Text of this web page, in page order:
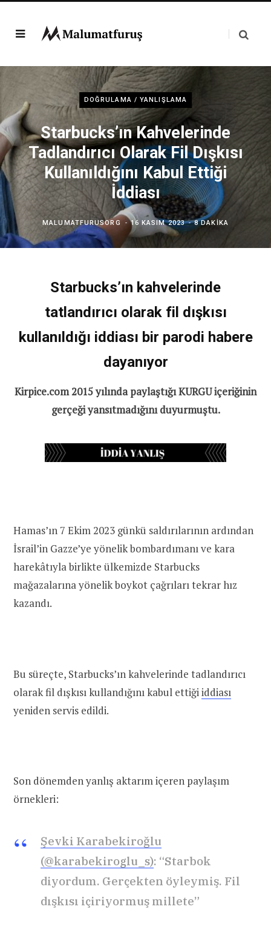
DOĞRULAMA / YANLIŞLAMA
Starbucks’ın Kahvelerinde
Tadlandırıcı Olarak Fil Dışkısı
Kullanıldığını Kabul Ettiği
İddiası
MALUMATFURUSORG 16 KASIM 2023 8 DAKIKA
Starbucks’ın kahvelerinde
tatlandırıcı olarak fil dışkısı
kullanıldığı iddiası bir parodi habere
dayanıyor
Kirpice.com 2015 yılında paylaştığı KURGU içeriğinin
gerçeği yansıtmadığını duyurmuştu.
Hamas’ın 7 Ekim 2023 günkü saldırılarının ardından
İsrail’in Gazze’ye yönelik bombardımanı ve kara
harekâtıyla birlikte ülkemizde Starbucks
mağazalarına yönelik boykot çağrıları tekrar hız
kazandı.
Bu süreçte, Starbucks’ın kahvelerinde tadlandırıcı
olarak fil dışkısı kullandığını kabul ettiği iddiası
yeniden servis edildi.
Son dönemden yanlış aktarım içeren paylaşım
örnekleri:
Şevki Karabekiroğlu
(@karabekiroglu_s): “Starbok
diyordum. Gerçekten öyleymiş. Fil
dışkısı içiriyormuş millete”